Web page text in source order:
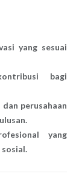
yang sesuai
bagi
perusahaan
yang